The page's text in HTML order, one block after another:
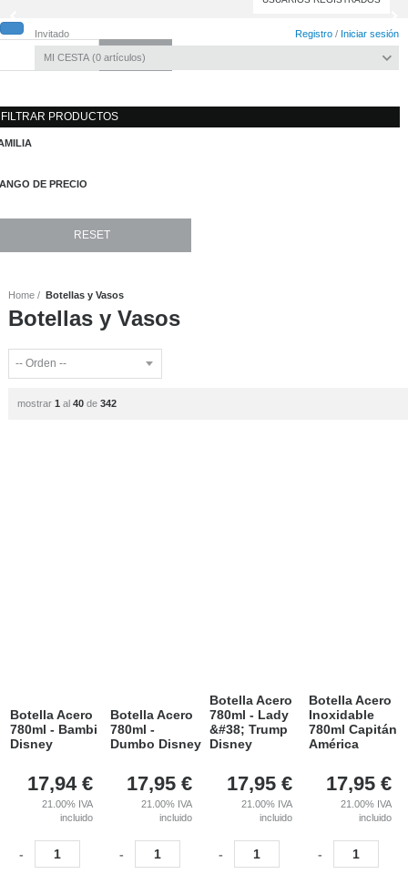
Invitado Registro / Iniciar sesión
MI CESTA 0 artículos
Toggle
FILTRAR PRODUCTOS
DE PRECIO
Home Botellas y Vasos
Botellas y Vasos
mostrar 1 al 40de 342
Botella Acero
780ml - Bambi
Disney
17,94 €
21.00% IVA
incluido
-
Botella Acero
780ml -
Dumbo Disney
17,95 €
21.00% IVA
incluido
-
Botella Acero
780ml - Lady
&#38; Trump
Disney
17,95 €
21.00% IVA
incluido
-
Botella Acero
Inoxidable
780ml Capitán
América
17,95 €
21.00% IVA
incluido
-